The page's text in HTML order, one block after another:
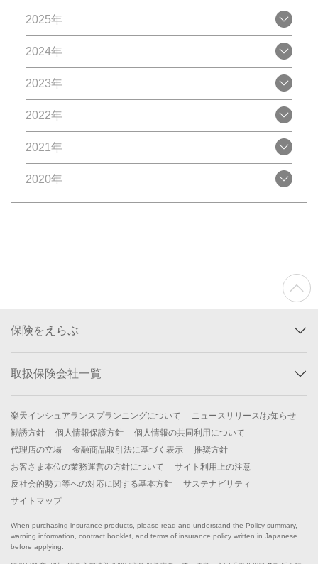
2025年
2024年
2023年
2022年
2021年
2020年
保険をえらぶ
取扱保険会社一覧
楽天インシュアランスプランニングについて
ニュースリリース/お知らせ
勧誘方針
個人情報保護方針
個人情報の共同利用について
代理店の立場
金融商品取引法に基づく表示
推奨方針
お客さま本位の業務運営の方針について
サイト利用上の注意
反社会的勢力等への対応に関する基本方針
サステナビリティ
サイトマップ
When purchasing insurance products, please read and understand the Policy summary,
warning information, contract booklet, and terms of insurance policy written in Japanese
before applying.